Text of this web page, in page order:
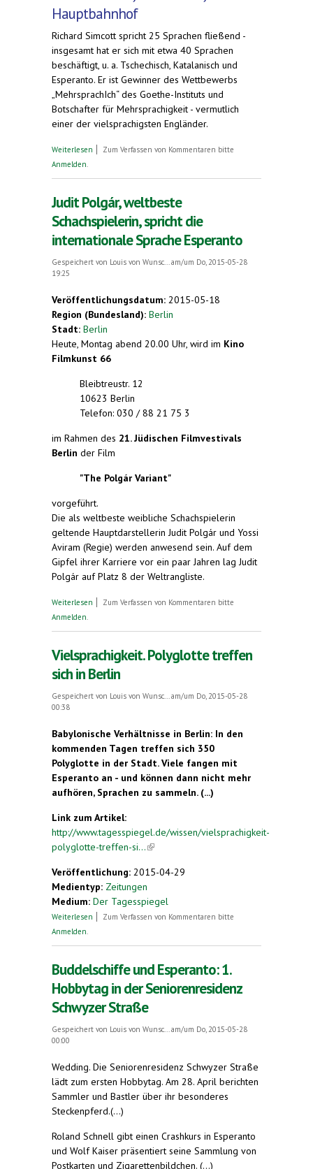
Hauptbahnhof
Richard Simcott spricht 25 Sprachen fließend -
insgesamt hat er sich mit etwa 40 Sprachen
beschäftigt, u. a. Tschechisch, Katalanisch und
Esperanto. Er ist Gewinner des Wettbewerbs
„MehrsprachIch“ des Goethe-Instituts und
Botschafter für Mehrsprachigkeit - vermutlich
einer der vielsprachigsten Engländer.
Weiterlesen über Sprachengenies in Berlin zu Gast
Zum Verfassen von Kommentaren bitte
Anmelden
Judit Polgár, weltbeste
Schachspielerin, spricht die
internationale Sprache Esperanto
Gespeichert von Louis von Wunsc...
am/um Do, 2015-05-28
19:25
Veröffentlichungsdatum: 2015-05-18
Region (Bundesland): Berlin
Stadt: Berlin
Heute, Montag abend 20.00 Uhr, wird im Kino
Filmkunst 66
Bleibtreustr. 12
10623 Berlin
Telefon: 030 / 88 21 75 3
im Rahmen des 21. Jüdischen Filmvestivals
Berlin der Film
"The Polgár Variant"
vorgeführt.
Die als weltbeste weibliche Schachspielerin
geltende Hauptdarstellerin Judit Polgár und Yossi
Aviram (Regie) werden anwesend sein. Auf dem
Gipfel ihrer Karriere vor ein paar Jahren lag Judit
Polgár auf Platz 8 der Weltrangliste.
Weiterlesen über Judit Polgár, weltbeste Schachspielerin,
Zum Verfassen von Kommentaren bitte
Anmelden
Vielsprachigkeit. Polyglotte treffen
sich in Berlin
Gespeichert von Louis von Wunsc...
am/um Do, 2015-05-28
00:38
Babylonische Verhältnisse in Berlin: In den
kommenden Tagen treffen sich 350
Polyglotte in der Stadt. Viele fangen mit
Esperanto an - und können dann nicht mehr
aufhören, Sprachen zu sammeln. (...)
Link zum Artikel:
http://www.tagesspiegel.de/wissen/vielsprachigkeit-
polyglotte-treffen-si...(link is external)
Veröffentlichung: 2015-04-29
Medientyp: Zeitungen
Medium: Der Tagesspiegel
Weiterlesen über Vielsprachigkeit. Polyglotte treffen sich in
Zum Verfassen von Kommentaren bitte
Anmelden
Buddelschiffe und Esperanto: 1.
Hobbytag in der Seniorenresidenz
Schwyzer Straße
Gespeichert von Louis von Wunsc...
am/um Do, 2015-05-28
00:00
Wedding. Die Seniorenresidenz Schwyzer Straße
lädt zum ersten Hobbytag. Am 28. April berichten
Sammler und Bastler über ihr besonderes
Steckenpferd.(...)
Roland Schnell gibt einen Crashkurs in Esperanto
und Wolf Kaiser präsentiert seine Sammlung von
Postkarten und Zigarettenbildchen. (...)